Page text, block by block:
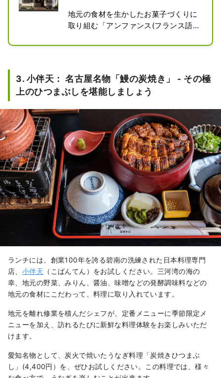
地元の食材を生かしたお菓子づくりに
取り組む「アンファンス(フランス語
も、子供心を忘れたくない」という小
域の伝統的な醸造調味料を生かした商
品は、その想いとユニークさを物語っ
「白醤油プリン」は、白醤油の新たな
可能性にチャレンジしたいという、お
隣にある「ヤマシン醤油」さんとのコ
ラボレーションから生まれた画期的な
美味しさです。滑らかで独特な塩気の
あるプリンは、ぜひ、オリジナル味と
食べ比べてみてください。
「濃厚なバター」と「発酵調味料」と
いうそれぞれの個性が独特な食材同士
を、絶妙なバランスで作り上げた「八
丁味噌」と「白醤油」を使ったマドレ
ーヌなど、スイーツの新世界を堪能で
3. 小伴天： 名古屋名物「鰻の炭焼き」 - その極
上のひつまぶしを堪能しましょう
ランチには、創業100年を誇る碧南の洗練された日本料理専門
店、 小伴天 （こばんてん）をお試しください。三河湾の海の
幸、地元の野菜、みりん、醤油、味噌などの発酵調味料などの
地元の食材にこだわって、料理に取り入れています。
地元を離れ修業を積んだシェフが、定番メニューに季節限定メ
ニューを加え、訪れるたびに新鮮な料理体験をお楽しみいただ
けます。
愛知名物として、炭火で焼いたうなぎ料理「炭焼きひつまぶ
し」(4,400円）を、ぜひお試しください。この料理では、様々